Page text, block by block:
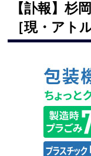
【訃報】杉
［現・アト